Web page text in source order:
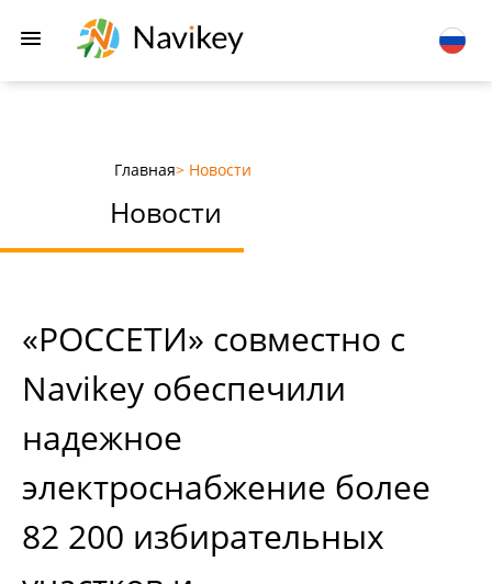
Главная> Новости
Новости
«РОССЕТИ» совместно с
Navikey обеспечили
надежное
электроснабжение более
82 200 избирательных